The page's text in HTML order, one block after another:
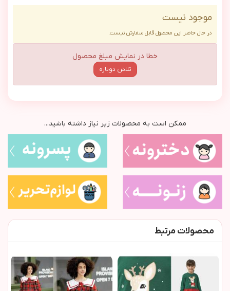
موجود نیست
در حال حاضر این محصول قابل سفارش نیست.
خطا در نمایش مبلغ محصول
تلاش دوباره
ممکن است به محصولات زیر نیاز داشته باشید...
محصولات مرتبط